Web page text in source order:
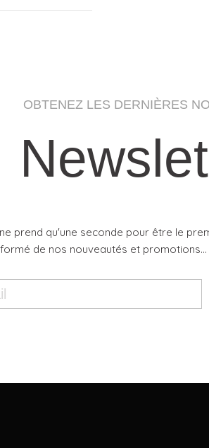
OBTENEZ LES DERNIÈRES
prend qu'une seconde pour être le
de nos nouveautés et promotions...